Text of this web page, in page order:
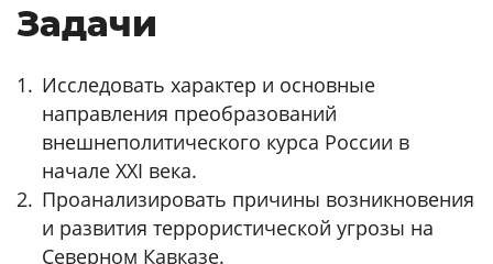
Задачи
Исследовать характер и основные
направления преобразований
внешнеполитического курса России в
начале XXI века.
Проанализировать причины возникновения
и развития террористической угрозы на
Северном Кавказе.